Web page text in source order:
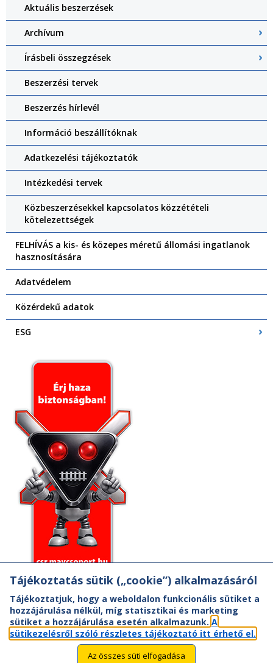
Aktuális beszerzések
Archívum
Írásbeli összegzések
Beszerzési tervek
Beszerzés hírlevél
Információ beszállítóknak
Adatkezelési tájékoztatók
Intézkedési tervek
Közbeszerzésekkel kapcsolatos közzétételi
kötelezettségek
FELHÍVÁS a kis- és közepes méretű állomási ingatlanok
hasznosítására
Adatvédelem
Közérdekű adatok
ESG
Tájékoztatás sütik („cookie”) alkalmazásáról
Tájékoztatjuk, hogy a weboldalon funkcionális sütiket a
hozzájárulása nélkül, míg statisztikai és marketing
sütiket a hozzájárulása esetén alkalmazunk. A
sütikezelésről szóló részletes tájékoztató itt érhető el.
Az összes süti elfogadása